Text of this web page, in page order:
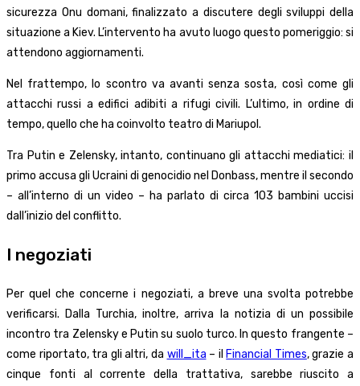
sicurezza Onu domani, finalizzato a discutere degli sviluppi della
situazione a Kiev. L’intervento ha avuto luogo questo pomeriggio: si
attendono aggiornamenti.
Nel frattempo, lo scontro va avanti senza sosta, così come gli
attacchi russi a edifici adibiti a rifugi civili. L’ultimo, in ordine di
tempo, quello che ha coinvolto teatro di Mariupol.
Tra Putin e Zelensky, intanto, continuano gli attacchi mediatici: il
primo accusa gli Ucraini di genocidio nel Donbass, mentre il secondo
– all’interno di un video – ha parlato di circa 103 bambini uccisi
dall’inizio del conflitto.
I negoziati
Per quel che concerne i negoziati, a breve una svolta potrebbe
verificarsi. Dalla Turchia, inoltre, arriva la notizia di un possibile
incontro tra Zelensky e Putin su suolo turco. In questo frangente –
come riportato, tra gli altri, da will_ita – il Financial Times, grazie a
cinque fonti al corrente della trattativa, sarebbe riuscito a